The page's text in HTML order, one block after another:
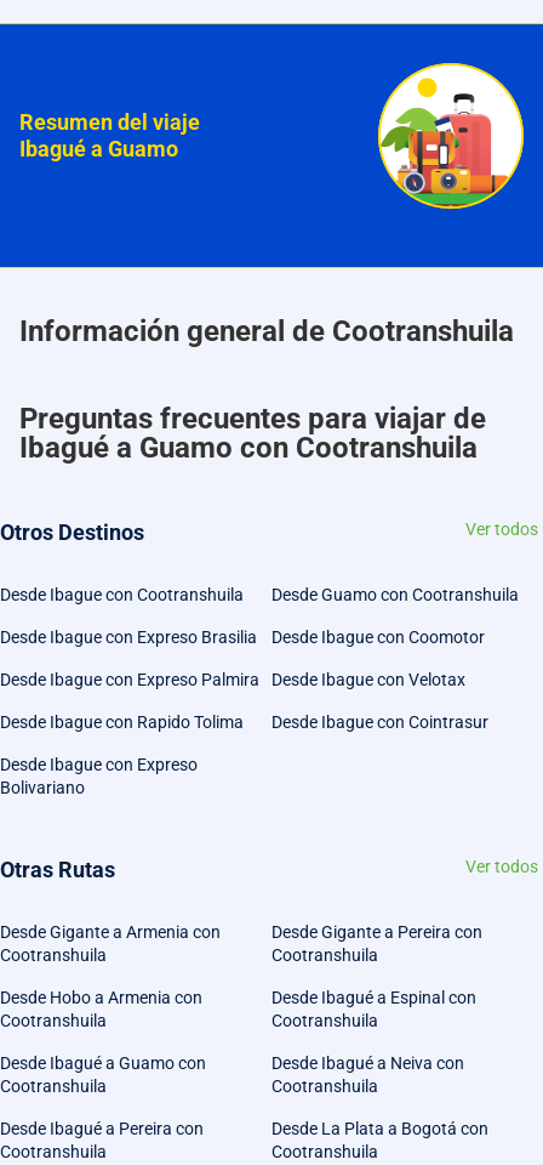
Resumen del viaje
Ibagué a Guamo
Información general de Cootranshuila
Preguntas frecuentes para viajar de
Ibagué a Guamo con Cootranshuila
Otros Destinos Ver todos
Desde Ibague con Cootranshuila Desde Guamo con Cootranshuila
Desde Ibague con Expreso Brasilia Desde Ibague con Coomotor
Desde Ibague con Expreso Palmira Desde Ibague con Velotax
Desde Ibague con Rapido Tolima Desde Ibague con Cointrasur
Desde Ibague con Expreso
Bolivariano
Otras Rutas Ver todos
Desde Gigante a Armenia con
Cootranshuila
Desde Gigante a Pereira con
Cootranshuila
Desde Hobo a Armenia con
Cootranshuila
Desde Ibagué a Espinal con
Cootranshuila
Desde Ibagué a Guamo con
Cootranshuila
Desde Ibagué a Neiva con
Cootranshuila
Desde Ibagué a Pereira con
Cootranshuila
Desde La Plata a Bogotá con
Cootranshuila